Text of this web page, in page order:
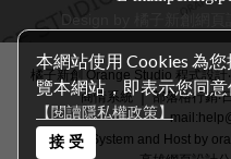
本網站使用 Cookies 為
覽本網站，即表示您同
【閱讀隱私權政策】
接 受
Design by 橘子新創
橘子新創 Orange Studio 程式設計
商情系統│部落格行銷‧
System and Host by